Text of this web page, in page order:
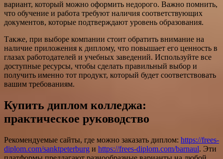
вариант, который можно оформить недорого. Важно помнить,
что обучение и работа требуют наличия соответствующих
документов, которые подтверждают уровень образования.
Также, при выборе компании стоит обратить внимание на
наличие приложения к диплому, что повышает его ценность в
глазах работодателей и учебных заведений. Используйте все
доступные ресурсы, чтобы сделать правильный выбор и
получить именно тот продукт, который будет соответствовать
вашим требованиям.
Купить диплом колледжа:
практическое руководство
Рекомендуемые сайты, где можно заказать диплом: https://frees-
diplom.com/sanktpeterburg и https://frees-diplom.com/barnaul. Эти